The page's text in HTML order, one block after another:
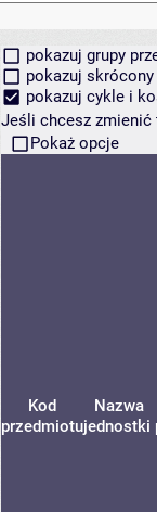
pokazuj grupy
pokazuj
pokazuj cykle i
Jeśli chcesz zmienić
Pokaż opcje
Kod
przedmiotu
Nazwa
jednostki